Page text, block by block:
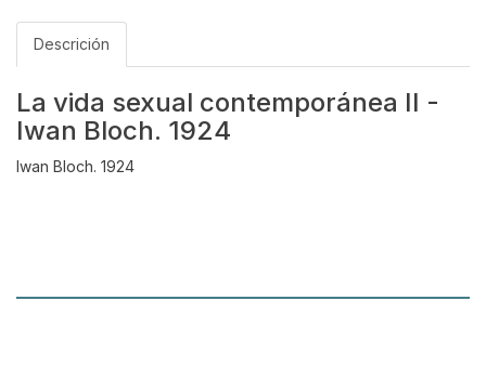
Descrición
La vida sexual contemporánea II -
Iwan Bloch. 1924
Iwan Bloch. 1924